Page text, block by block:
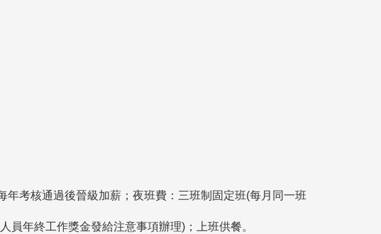
考核通過後晉級加薪；夜班費：三班制固定班(每月同一班
年終工作獎金發給注意事項辦理)；上班供餐。